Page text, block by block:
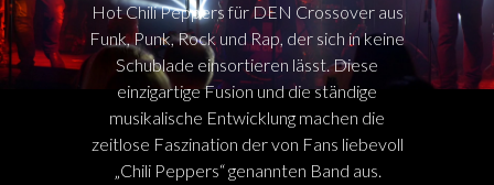
Hot Chili Peppers für DEN Crossover aus
Funk, Punk, Rock und Rap, der sich in keine
Schublade einsortieren lässt. Diese
einzigartige Fusion und die ständige
musikalische Entwicklung machen die
zeitlose Faszination der von Fans liebevoll
„Chili Peppers“ genannten Band aus.